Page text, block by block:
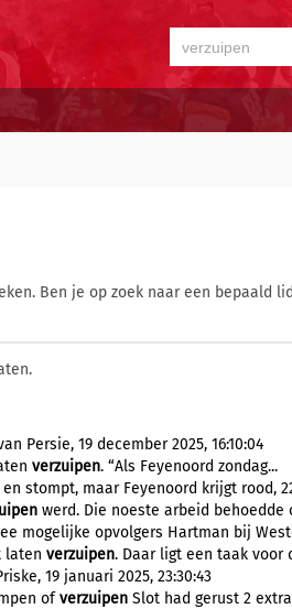
Ben je op zoek naar een bepaald
Persie, 19 december 2025, 16:10:04
verzuipen. “Als Feyenoord zondag...
stompt, maar Feyenoord krijgt rood,
werd. Die noeste arbeid behoedde
mogelijke opvolgers Hartman bij
laten verzuipen. Daar ligt een taak voor
19 januari 2025, 23:30:43
ofverzuipen Slot had gerust 2